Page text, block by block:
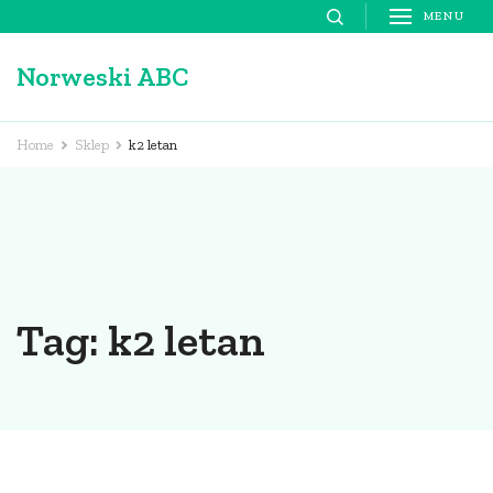
content
Enter)
MENU
Norweski ABC
Home Sklep k2 letan
Tag: k2 letan